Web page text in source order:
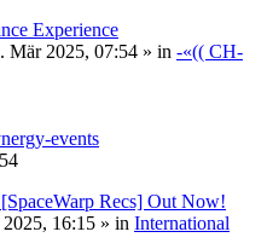
Experience
Mär 2025, 07:54 » in -«(( CH-
events
Recs] Out Now!
16:15 » in International